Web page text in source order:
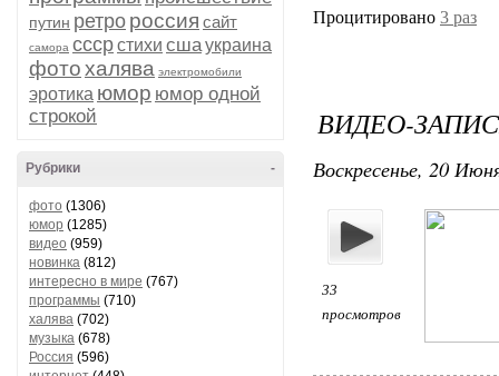
путин ретро россия сайт
самора сссрстихи сшаукраина
фотохалява электромобили
эротика юмор юмор одной
строкой
-
Рубрики
фото (1306)
юмор (1285)
видео (959)
новинка (812)
интересно в мире (767)
программы (710)
халява (702)
музыка (678)
Россия (596)
Процитировано 3 раз
ВИДЕО-
Воскресенье, 20
33
просмотров